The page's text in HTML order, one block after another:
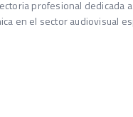
profesional dedicada
en el sector audiovisual